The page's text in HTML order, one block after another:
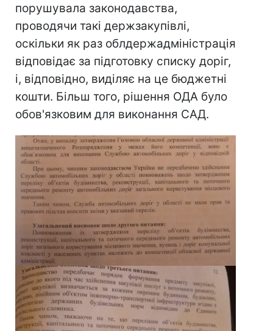
порушувала законодавства,
проводячи такі держзакупівлі,
оскільки як раз облдержадміністрація
відповідає за підготовку списку доріг,
і, відповідно, виділяє на це бюджетні
кошти. Більш того, рішення ОДА було
обов'язковим для виконання САД.